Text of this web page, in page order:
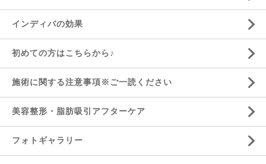
インディバの効果
初めての方はこちらから♪
施術に関する注意事項※ご一読ください
美容整形・脂肪吸引アフターケア
フォトギャラリー